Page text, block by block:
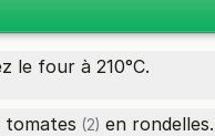
le four à 210°C.
tomates (2) en rondelles.